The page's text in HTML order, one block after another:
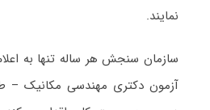
نمایند.
سازمان سنجش هر ساله تنها به
آزمون دکتری مهندسی مکانیک –